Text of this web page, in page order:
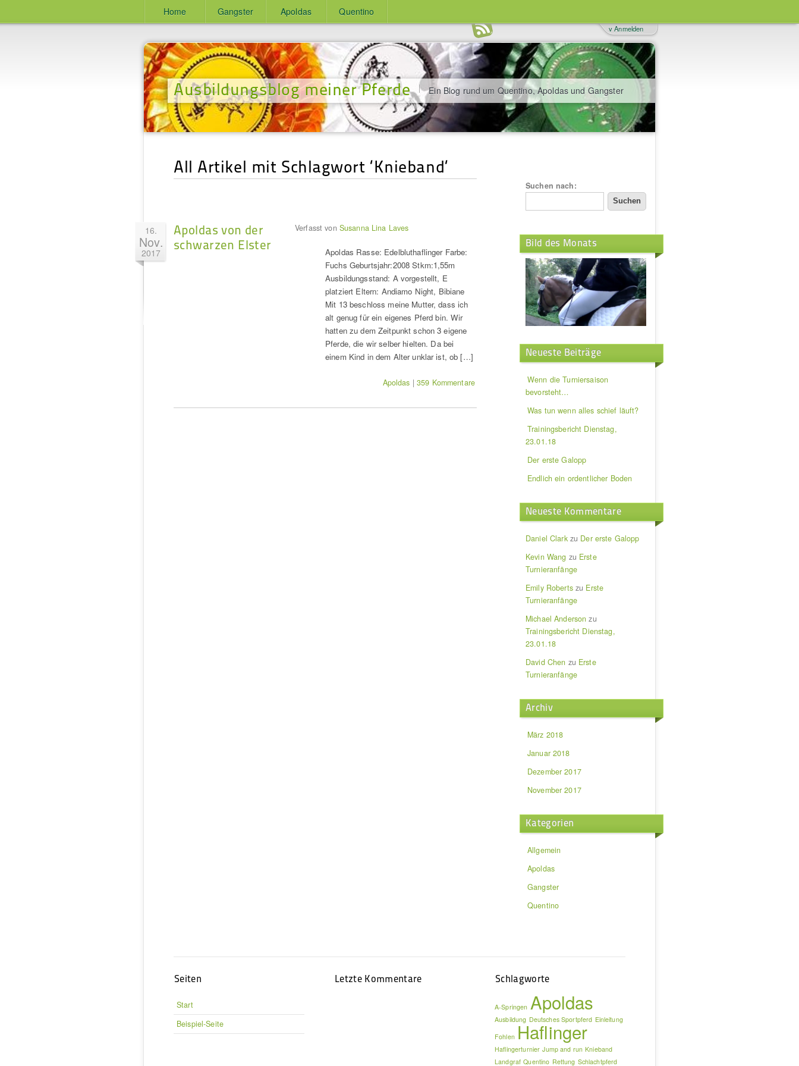
Home Gangster Apoldas Quentino
Ausbildungsblog meiner Pferde Ein Blog rund um Quentino, Apoldas und Gangster
v Anmelden
All Artikel mit Schlagwort ‘Knieband‘
16.
Nov.
2017
Apoldas von der
schwarzen Elster
Verfasst von Susanna Lina Laves
Apoldas Rasse: Edelbluthaflinger Farbe:
Fuchs Geburtsjahr:2008 Stkm:1,55m
Ausbildungsstand: A vorgestellt, E
platziert Eltern: Andiamo Night, Bibiane
Mit 13 beschloss meine Mutter, dass ich
alt genug für ein eigenes Pferd bin. Wir
hatten zu dem Zeitpunkt schon 3 eigene
Pferde, die wir selber hielten. Da bei
einem Kind in dem Alter unklar ist, ob […]
Apoldas |359 Kommentare
Suchen nach:
Bild des Monats
Neueste Beiträge
Wenn die Turniersaison
bevorsteht…
Was tun wenn alles schief läuft?
Trainingsbericht Dienstag,
23.01.18
Der erste Galopp
Endlich ein ordentlicher Boden
Neueste Kommentare
Daniel Clarkzu Der erste Galopp
Kevin Wang zu Erste
Turnieranfänge
Emily Robertszu Erste
Turnieranfänge
Michael Anderson zu
Trainingsbericht Dienstag,
23.01.18
David Chen zu Erste
Turnieranfänge
Archiv
März 2018
Januar 2018
Dezember 2017
November 2017
Kategorien
Allgemein
Apoldas
Gangster
Quentino
Seiten
Start
Beispiel-Seite
Letzte Kommentare Schlagworte
A-Springen Apoldas
Ausbildung Deutsches Sportpferd Einleitung
Fohlen Haflinger
Haflingerturnier Jump and run Knieband
Landgraf Quentino Rettung Schlachtpferd